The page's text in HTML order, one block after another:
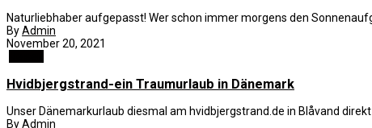
Naturliebhaber aufgepasst! Wer schon immer morgens den
ByAdmin
November 20, 2021
Hvidbjergstrand-ein Traumurlaub in Dänemark
Unser Dänemarkurlaub diesmal am hvidbjergstrand.de in Blåvand direkt
ByAdmin